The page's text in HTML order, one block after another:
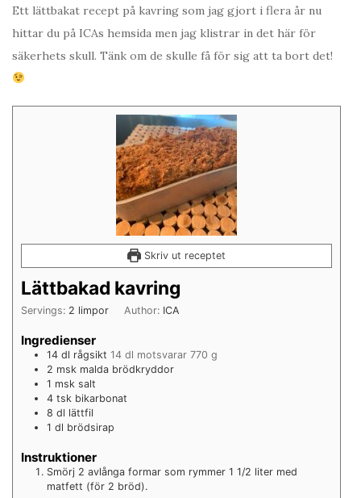
Ett lättbakat recept på kavring som jag gjort i flera år nu
hittar du på ICAs hemsida men jag klistrar in det här för
säkerhets skull. Tänk om de skulle få för sig att ta bort det!
Skriv ut receptet
Lättbakad kavring
Servings: 2 limpor Author: ICA
Ingredienser
14 dl rågsikt 14 dl motsvarar 770 g
2 msk malda brödkryddor
1 msk salt
4 tsk bikarbonat
8 dl lättfil
1 dl brödsirap
Instruktioner
Smörj 2 avlånga formar som rymmer 1 1/2 liter med
matfett (för 2 bröd).